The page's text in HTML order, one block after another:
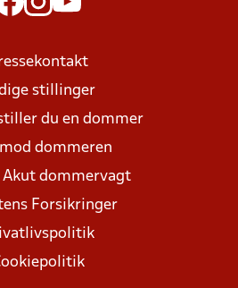
stillinger
du en dommer
dommeren
Akut dommervagt
Forsikringer